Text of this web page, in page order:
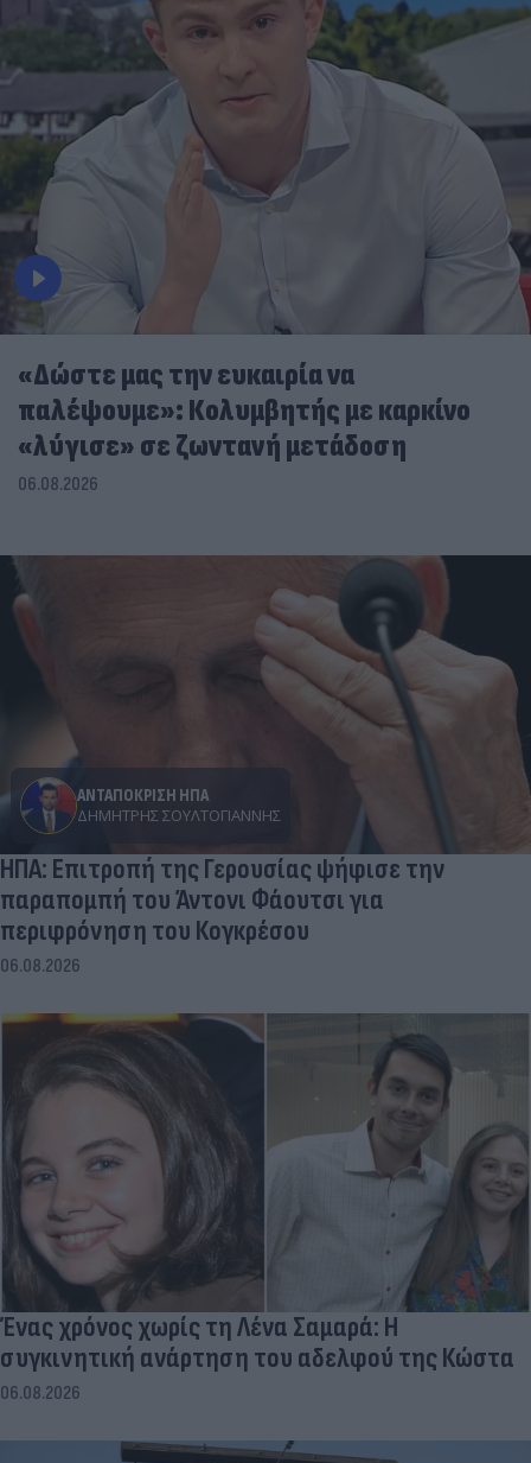
«Δώστε μας την ευκαιρία να
παλέψουμε»: Κολυμβητής με καρκίνο
«λύγισε» σε ζωντανή μετάδοση
06.08.2026
ΑΝΤΑΠΟΚΡΙΣΗ ΗΠΑ
ΔΗΜΉΤΡΗΣ ΣΟΥΛΤΟΓΙΆΝΝΗΣ
ΗΠΑ: Επιτροπή της Γερουσίας ψήφισε την
παραπομπή του Άντονι Φάουτσι για
περιφρόνηση του Κογκρέσου
06.08.2026
Ένας χρόνος χωρίς τη Λένα Σαμαρά: Η
συγκινητική ανάρτηση του αδελφού της Κώστα
06.08.2026